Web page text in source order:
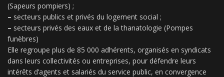
(Sapeurs pompiers) ;
– secteurs publics et privés du logement social ;
– secteurs privés des eaux et de la thanatologie (Pompes
funèbres)
Elle regroupe plus de 85 000 adhérents, organisés en syndicats
dans leurs collectivités ou entreprises, pour défendre leurs
intérêts d’agents et salariés du service public, en convergence